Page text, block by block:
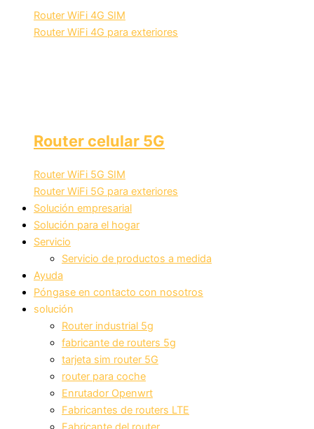
Router WiFi 4G SIM
Router WiFi 4G para exteriores
Router celular 5G
Router WiFi 5G SIM
Router WiFi 5G para exteriores
Solución empresarial
Solución para el hogar
Servicio
Servicio de productos a medida
Ayuda
Póngase en contacto con nosotros
solución
Router industrial 5g
fabricante de routers 5g
tarjeta sim router 5G
router para coche
Enrutador Openwrt
Fabricantes de routers LTE